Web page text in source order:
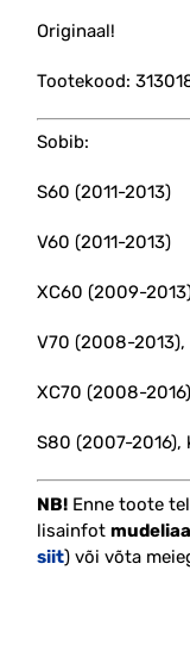
Originaal!
Tootekood:
Sobib:
S60 (2011-2013)
V60 (2011-2013)
XC60 (2009-
V70 (2008-
XC70 (2008-
S80 (2007-2016),
NB! Enne toote
lisainfot
siit) või võta